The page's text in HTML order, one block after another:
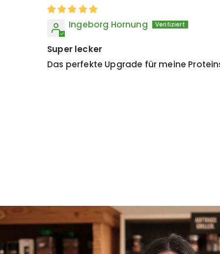
Ingeborg Hornung
Super lecker
Das perfekte Upgrade für meine